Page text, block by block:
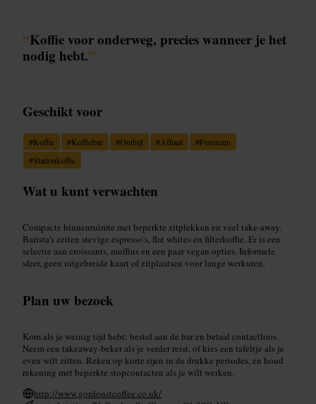
“Koffie voor onderweg, precies wanneer je het
nodig hebt.”
Geschikt voor
#Koffie #Koffiebar #Ontbijt #Afhaal #Forenzen
#Stationkoffie
Wat u kunt verwachten
Compacte binnenruimte met beperkte zitplekken en veel take-away.
Barista's zetten stevige espresso's, flat whites en filterkoffie. Er is een
selectie aan croissants, muffins en een paar vegan opties. Informele
sfeer, geen uitgebreide kaart of zitplaatsen voor lange werkuren.
Plan uw bezoek
Kom als je weinig tijd hebt: bestel aan de bar en betaal contactloos.
Neem een takeaway-beker als je verder reist, of kies een tafeltje als je
even wilt zitten. Reken op korte rijen in de drukke periodes, en houd
rekening met beperkte stopcontacten als je wilt werken.
http://www.gordonstcoffee.co.uk/